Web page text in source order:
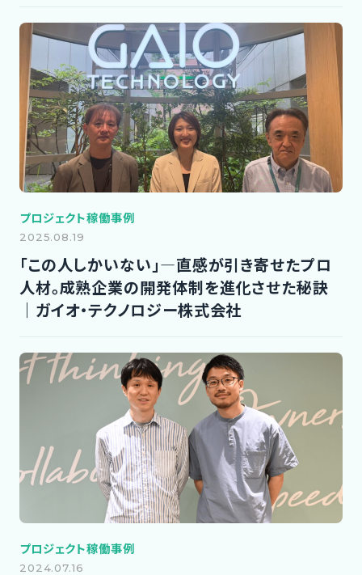
プロジェクト稼働事例
2025.08.19
「この人しかいない」―直感が引き寄せたプロ
人材。成熟企業の開発体制を進化させた秘訣
｜ガイオ・テクノロジー株式会社
プロジェクト稼働事例
2024.07.16